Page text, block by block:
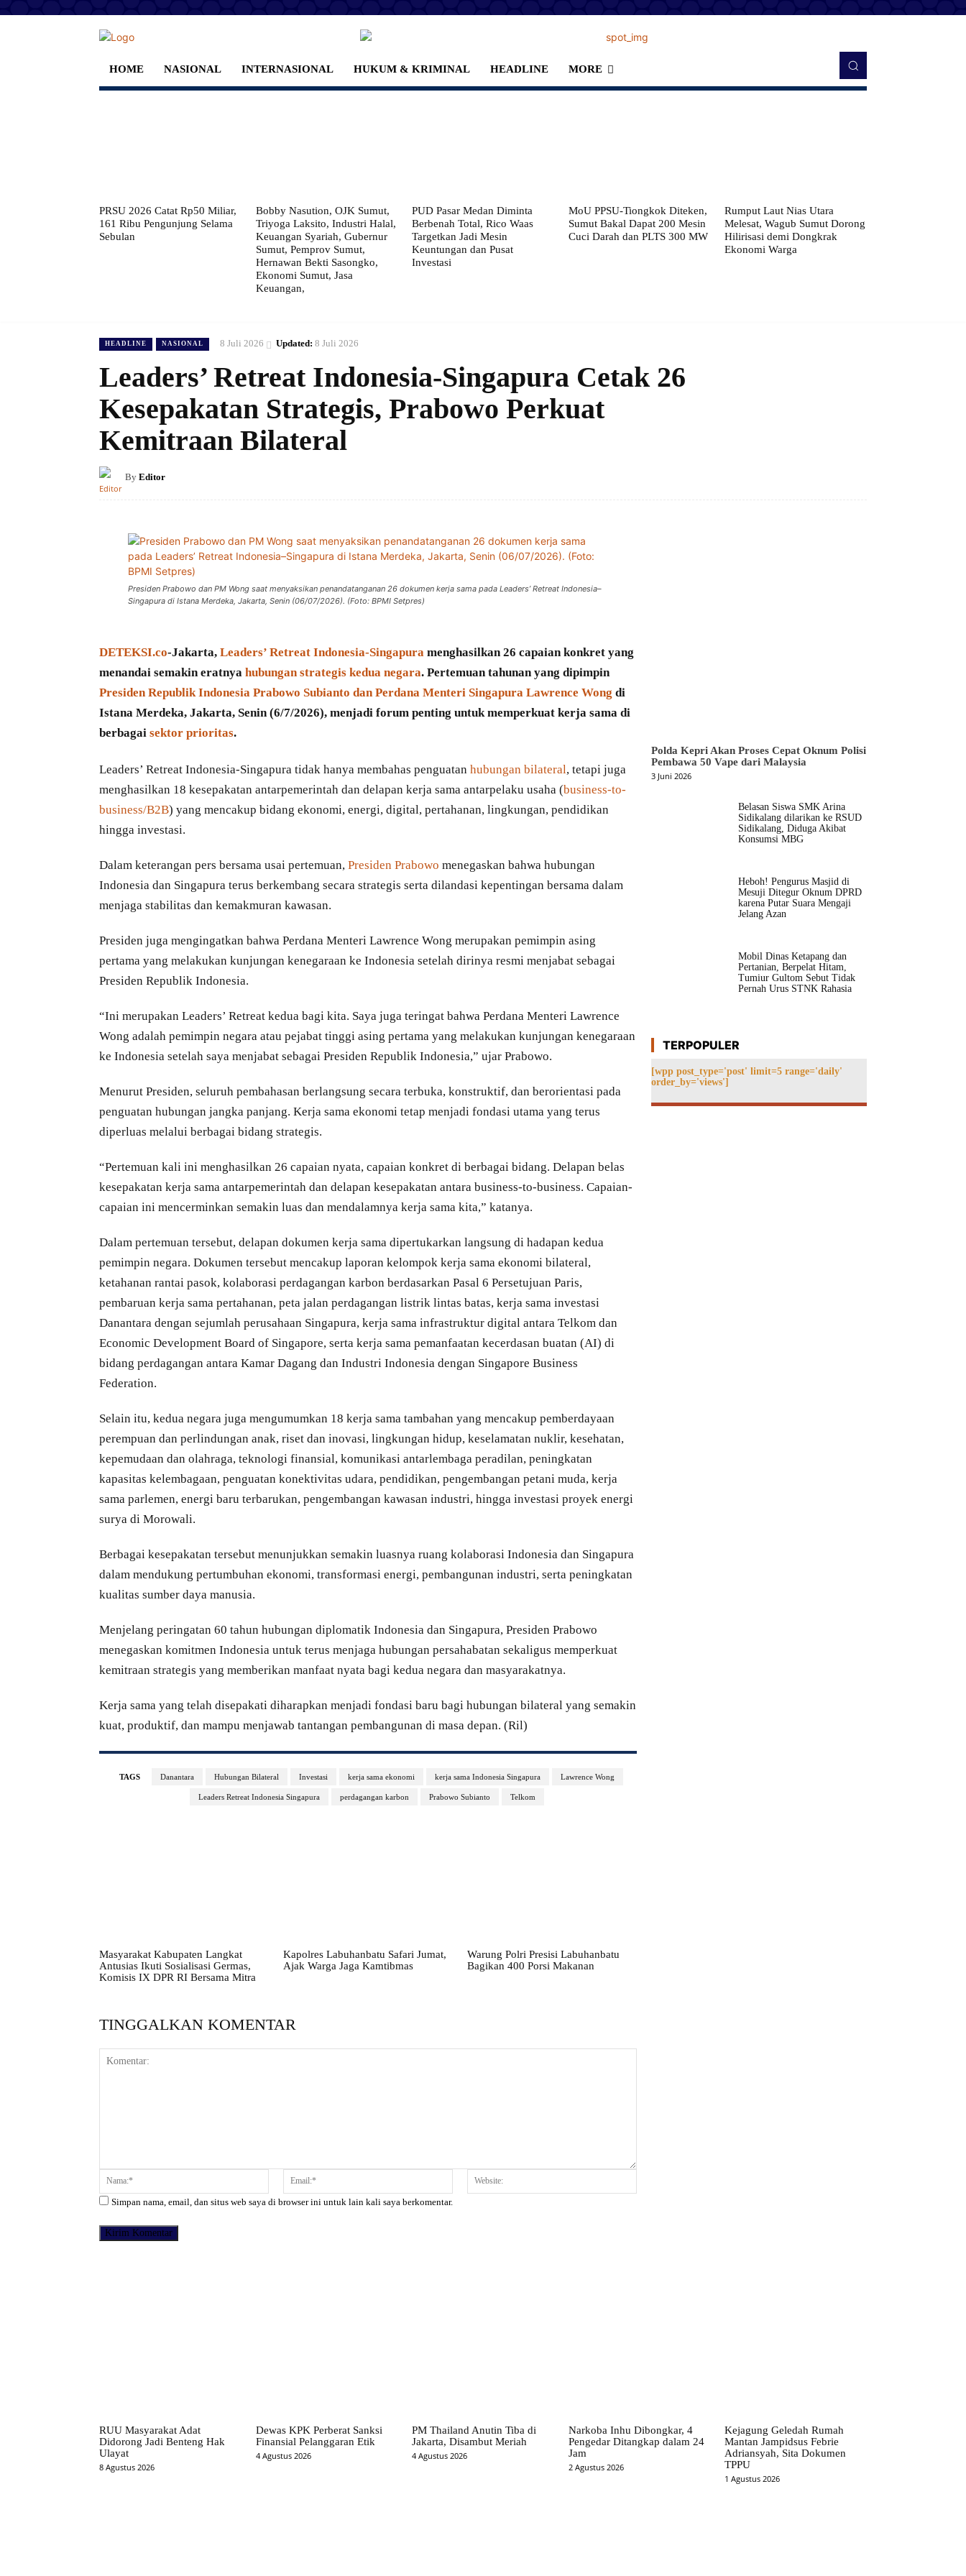
HOME NASIONAL INTERNASIONAL HUKUM & KRIMINAL HEADLINE MORE
PRSU 2026 Catat Rp50 Miliar,
161 Ribu Pengunjung Selama
Sebulan
Bobby Nasution, OJK Sumut,
Triyoga Laksito, Industri Halal,
Keuangan Syariah, Gubernur
Sumut, Pemprov Sumut,
Hernawan Bekti Sasongko,
Ekonomi Sumut, Jasa
Keuangan,
PUD Pasar Medan Diminta
Berbenah Total, Rico Waas
Targetkan Jadi Mesin
Keuntungan dan Pusat
Investasi
MoU PPSU-Tiongkok Diteken,
Sumut Bakal Dapat 200 Mesin
Cuci Darah dan PLTS 300 MW
Rumput Laut Nias Utara
Melesat, Wagub Sumut Dorong
Hilirisasi demi Dongkrak
Ekonomi Warga
HEADLINE NASIONAL 8 Juli 2026 Updated: 8 Juli 2026
Leaders’ Retreat Indonesia-Singapura Cetak 26
Kesepakatan Strategis, Prabowo Perkuat
Kemitraan Bilateral
By Editor
Presiden Prabowo dan PM Wong saat menyaksikan penandatanganan 26 dokumen kerja sama pada Leaders’ Retreat Indonesia–
Singapura di Istana Merdeka, Jakarta, Senin (06/07/2026). (Foto: BPMI Setpres)
DETEKSI.co-Jakarta, Leaders’ Retreat Indonesia-Singapura menghasilkan 26 capaian konkret yang
menandai semakin eratnya hubungan strategis kedua negara. Pertemuan tahunan yang dipimpin
Presiden Republik Indonesia Prabowo Subianto dan Perdana Menteri Singapura Lawrence Wong di
Istana Merdeka, Jakarta, Senin (6/7/2026), menjadi forum penting untuk memperkuat kerja sama di
berbagai sektor prioritas.
Leaders’ Retreat Indonesia-Singapura tidak hanya membahas penguatan hubungan bilateral, tetapi juga
menghasilkan 18 kesepakatan antarpemerintah dan delapan kerja sama antarpelaku usaha (business-to-
business/B2B) yang mencakup bidang ekonomi, energi, digital, pertahanan, lingkungan, pendidikan
hingga investasi.
Dalam keterangan pers bersama usai pertemuan, Presiden Prabowo menegaskan bahwa hubungan
Indonesia dan Singapura terus berkembang secara strategis serta dilandasi kepentingan bersama dalam
menjaga stabilitas dan kemakmuran kawasan.
Presiden juga mengingatkan bahwa Perdana Menteri Lawrence Wong merupakan pemimpin asing
pertama yang melakukan kunjungan kenegaraan ke Indonesia setelah dirinya resmi menjabat sebagai
Presiden Republik Indonesia.
“Ini merupakan Leaders’ Retreat kedua bagi kita. Saya juga teringat bahwa Perdana Menteri Lawrence
Wong adalah pemimpin negara atau pejabat tinggi asing pertama yang melakukan kunjungan kenegaraan
ke Indonesia setelah saya menjabat sebagai Presiden Republik Indonesia,” ujar Prabowo.
Menurut Presiden, seluruh pembahasan berlangsung secara terbuka, konstruktif, dan berorientasi pada
penguatan hubungan jangka panjang. Kerja sama ekonomi tetap menjadi fondasi utama yang terus
diperluas melalui berbagai bidang strategis.
“Pertemuan kali ini menghasilkan 26 capaian nyata, capaian konkret di berbagai bidang. Delapan belas
kesepakatan kerja sama antarpemerintah dan delapan kesepakatan antara business-to-business. Capaian-
capaian ini mencerminkan semakin luas dan mendalamnya kerja sama kita,” katanya.
Dalam pertemuan tersebut, delapan dokumen kerja sama dipertukarkan langsung di hadapan kedua
pemimpin negara. Dokumen tersebut mencakup laporan kelompok kerja sama ekonomi bilateral,
ketahanan rantai pasok, kolaborasi perdagangan karbon berdasarkan Pasal 6 Persetujuan Paris,
pembaruan kerja sama pertahanan, peta jalan perdagangan listrik lintas batas, kerja sama investasi
Danantara dengan sejumlah perusahaan Singapura, kerja sama infrastruktur digital antara Telkom dan
Economic Development Board of Singapore, serta kerja sama pemanfaatan kecerdasan buatan (AI) di
bidang perdagangan antara Kamar Dagang dan Industri Indonesia dengan Singapore Business
Federation.
Selain itu, kedua negara juga mengumumkan 18 kerja sama tambahan yang mencakup pemberdayaan
perempuan dan perlindungan anak, riset dan inovasi, lingkungan hidup, keselamatan nuklir, kesehatan,
kepemudaan dan olahraga, teknologi finansial, komunikasi antarlembaga peradilan, peningkatan
kapasitas kelembagaan, penguatan konektivitas udara, pendidikan, pengembangan petani muda, kerja
sama parlemen, energi baru terbarukan, pengembangan kawasan industri, hingga investasi proyek energi
surya di Morowali.
Berbagai kesepakatan tersebut menunjukkan semakin luasnya ruang kolaborasi Indonesia dan Singapura
dalam mendukung pertumbuhan ekonomi, transformasi energi, pembangunan industri, serta peningkatan
kualitas sumber daya manusia.
Menjelang peringatan 60 tahun hubungan diplomatik Indonesia dan Singapura, Presiden Prabowo
menegaskan komitmen Indonesia untuk terus menjaga hubungan persahabatan sekaligus memperkuat
kemitraan strategis yang memberikan manfaat nyata bagi kedua negara dan masyarakatnya.
Kerja sama yang telah disepakati diharapkan menjadi fondasi baru bagi hubungan bilateral yang semakin
kuat, produktif, dan mampu menjawab tantangan pembangunan di masa depan. (Ril)
TAGS Danantara Hubungan Bilateral Investasi kerja sama ekonomi kerja sama Indonesia Singapura Lawrence Wong
Leaders Retreat Indonesia Singapura perdagangan karbon Prabowo Subianto Telkom
Masyarakat Kabupaten Langkat
Antusias Ikuti Sosialisasi Germas,
Komisis IX DPR RI Bersama Mitra
Kapolres Labuhanbatu Safari Jumat,
Ajak Warga Jaga Kamtibmas
Warung Polri Presisi Labuhanbatu
Bagikan 400 Porsi Makanan
TINGGALKAN KOMENTAR
Komentar: Nama:* Email:*
Simpan nama, email, dan situs web saya di browser ini untuk lain kali saya berkomentar.
Polda Kepri Akan Proses Cepat Oknum Polisi
Pembawa 50 Vape dari Malaysia
3 Juni 2026
Belasan Siswa SMK Arina
Sidikalang dilarikan ke RSUD
Sidikalang, Diduga Akibat
Konsumsi MBG
Heboh! Pengurus Masjid di
Mesuji Ditegur Oknum DPRD
karena Putar Suara Mengaji
Jelang Azan
Mobil Dinas Ketapang dan
Pertanian, Berpelat Hitam,
Tumiur Gultom Sebut Tidak
Pernah Urus STNK Rahasia
TERPOPULER
[wpp post_type='post' limit=5 range='daily'
order_by='views']
RUU Masyarakat Adat
Didorong Jadi Benteng Hak
Ulayat
8 Agustus 2026
Dewas KPK Perberat Sanksi
Finansial Pelanggaran Etik
4 Agustus 2026
PM Thailand Anutin Tiba di
Jakarta, Disambut Meriah
4 Agustus 2026
Narkoba Inhu Dibongkar, 4
Pengedar Ditangkap dalam 24
Jam
2 Agustus 2026
Kejagung Geledah Rumah
Mantan Jampidsus Febrie
Adriansyah, Sita Dokumen
TPPU
1 Agustus 2026